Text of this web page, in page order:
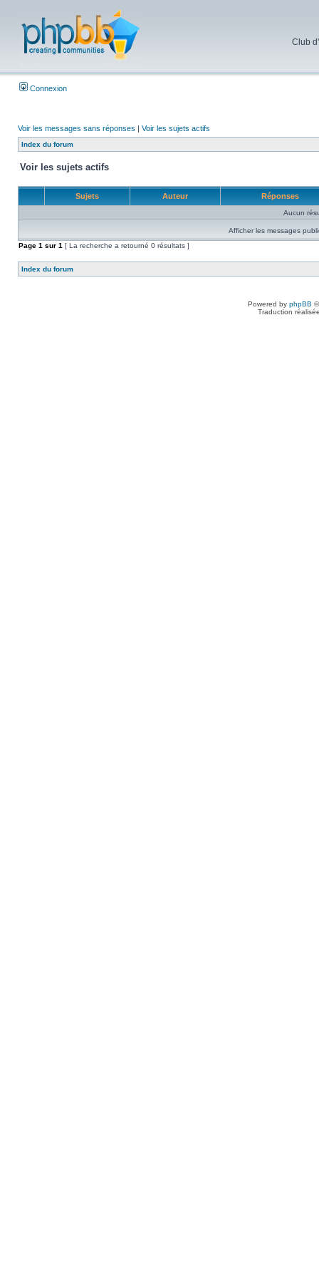
Club
Connexion
Voir les messages sans réponses | Voir les sujets actifs
Index du forum
Voir les sujets actifs
Sujets Auteur Réponses
Aucun
Afficher les messages
Page 1 sur 1 [ La recherche a retourné 0 résultats ]
Index du forum
Powered by phpBB
Traduction